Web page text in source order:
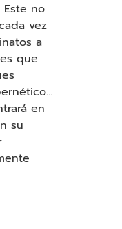
no
vez
a
que
en
su